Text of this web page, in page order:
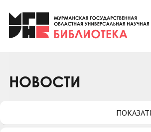
Клуб «Гиря и сельдерей»
Клуб «Семейный архив»
Коллегам
НОВОСТИ